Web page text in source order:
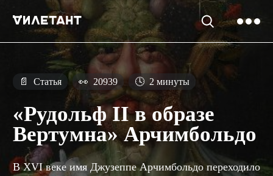
📄 Статья 👀 20939 🕓 2 минуты
«Рудольф II в образе
Вертумна» Арчимбольдо
В XVI веке имя Джузеппе Арчимбольдо переходило